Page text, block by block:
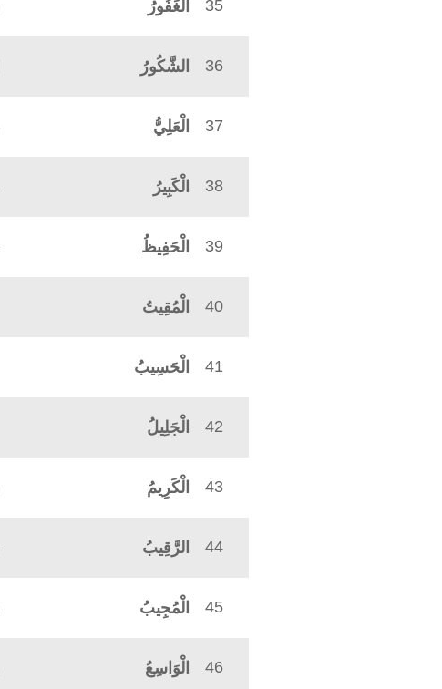
35 الْغَفُورُ
36 الشَّكُورُ
37 الْعَلِيُّ
38 الْكَبِيرُ
39 الْحَفِيظُ
40 الْمُقِيتُ
41 الْحَسِيبُ
42 الْجَلِيلُ
43 الْكَرِيمُ
44 الرَّقِيبُ
45 الْمُجِيبُ
46 الْوَاسِعُ